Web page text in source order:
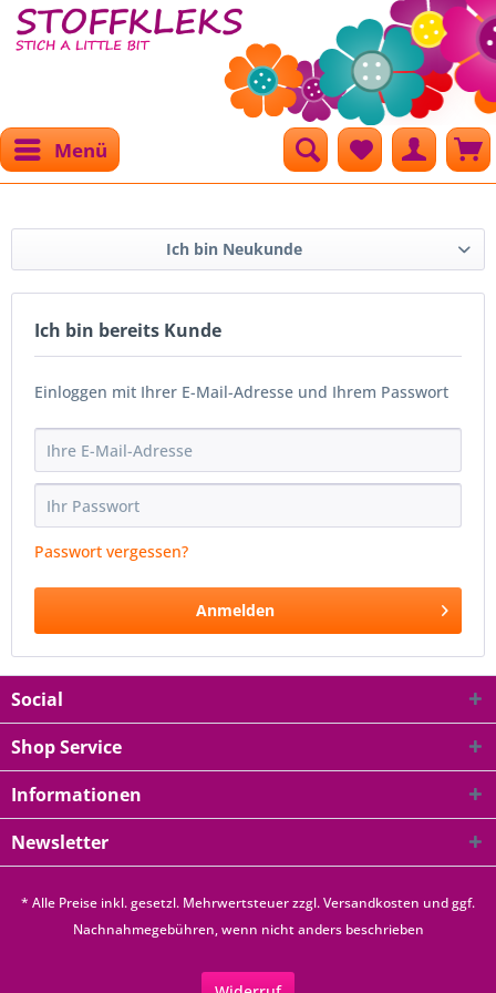
Menü
Ich bin Neukunde
Ich bin bereits Kunde
Einloggen mit Ihrer E-Mail-Adresse und Ihrem Passwort
Passwort vergessen?
Anmelden
Social
Shop Service
Informationen
Newsletter
* Alle Preise inkl. gesetzl. Mehrwertsteuer zzgl.Versandkosten und ggf.
Nachnahmegebühren, wenn nicht anders beschrieben